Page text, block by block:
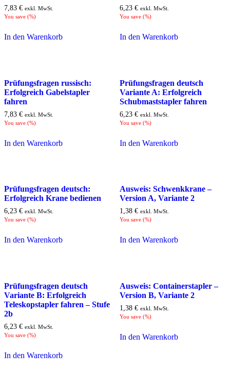
7,83 € exkl. MwSt.
You save (%)
In den Warenkorb
6,23 € exkl. MwSt.
You save (%)
In den Warenkorb
Prüfungsfragen russisch:
Erfolgreich Gabelstapler
fahren
7,83 € exkl. MwSt.
You save (%)
In den Warenkorb
Prüfungsfragen deutsch
Variante A: Erfolgreich
Schubmaststapler fahren
6,23 € exkl. MwSt.
You save (%)
In den Warenkorb
Prüfungsfragen deutsch:
Erfolgreich Krane bedienen
6,23 € exkl. MwSt.
You save (%)
In den Warenkorb
Ausweis: Schwenkkrane –
Version A, Variante 2
1,38 € exkl. MwSt.
You save (%)
In den Warenkorb
Prüfungsfragen deutsch
Variante B: Erfolgreich
Teleskopstapler fahren – Stufe
2b
6,23 € exkl. MwSt.
You save (%)
In den Warenkorb
Ausweis: Containerstapler –
Version B, Variante 2
1,38 € exkl. MwSt.
You save (%)
In den Warenkorb